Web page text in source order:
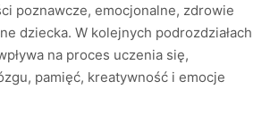
poznawcze, emocjonalne, zdrowie
dziecka. W kolejnych podrozdziałach
na proces uczenia się,
pamięć, kreatywność i emocje